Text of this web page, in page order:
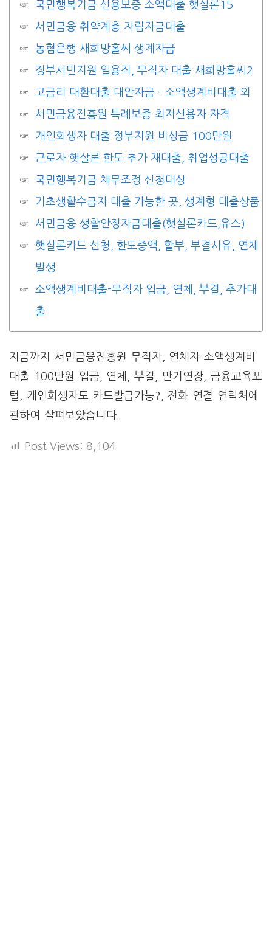
국민행복기금 신용보증 소액대출 햇살론15
서민금융 취약계층 자립자금대출
농협은행 새희망홀씨 생계자금
정부서민지원 일용직, 무직자 대출 새희망홀씨2
고금리 대환대출 대안자금 – 소액생계비대출 외
서민금융진흥원 특례보증 최저신용자 자격
개인회생자 대출 정부지원 비상금 100만원
근로자 햇살론 한도 추가 재대출, 취업성공대출
국민행복기금 채무조정 신청대상
기초생활수급자 대출 가능한 곳, 생계형 대출상품
서민금융 생활안정자금대출(햇살론카드,유스)
햇살론카드 신청, 한도증액, 할부, 부결사유, 연체
발생
소액생계비대출-무직자 입금, 연체, 부결, 추가대
출
지금까지 서민금융진흥원 무직자, 연체자 소액생계비
대출 100만원 입금, 연체, 부결, 만기연장, 금융교육포
털, 개인회생자도 카드발급가능?, 전화 연결 연락처에
관하여 살펴보았습니다.
Post Views: 8,104